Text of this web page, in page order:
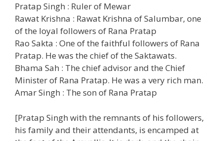
Pratap Singh : Ruler of Mewar
Rawat Krishna : Rawat Krishna of Salumbar, one
of the loyal followers of Rana Pratap
Rao Sakta : One of the faithful followers of Rana
Pratap. He was the chief of the Saktawats.
Bhama Sah : The chief advisor and the Chief
Minister of Rana Pratap. He was a very rich man.
Amar Singh : The son of Rana Pratap
[Pratap Singh with the remnants of his followers,
his family and their attendants, is encamped at